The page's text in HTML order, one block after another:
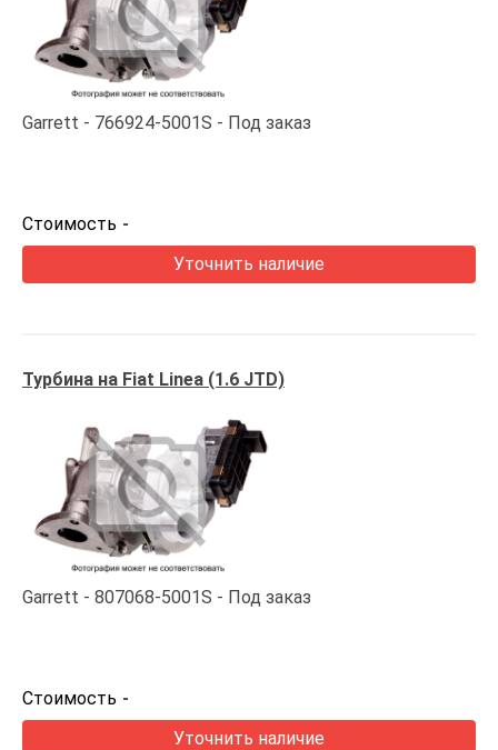
Garrett 766924-5001S Под заказ
Стоимость -
Уточнить наличие
Турбина на Fiat Linea (1.6 JTD)
Garrett 807068-5001S Под заказ
Стоимость -
Уточнить наличие